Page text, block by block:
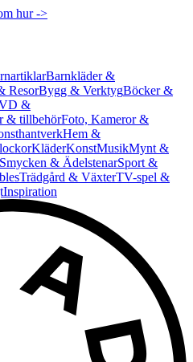
hur ->
Barnkläder &
ResorBygg & VerktygBöcker &
&
& tillbehörFoto, Kameror &
Hem &
KläderKonstMusikMynt &
Smycken & ÄdelstenarSport &
Trädgård & VäxterTV-spel &
Inspiration